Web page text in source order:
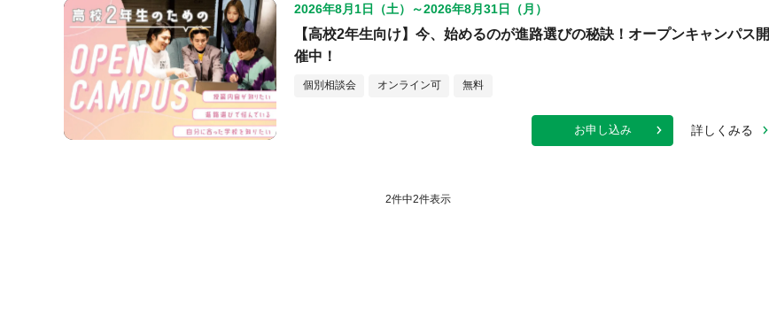
2026年8月1日（土）～2026年8月31日（月）
【高校2年生向け】今、始めるのが進路選びの秘訣！オープンキャンパス開
催中！
個別相談会 オンライン可 無料
お申し込み 詳しくみる
2件中2件表示